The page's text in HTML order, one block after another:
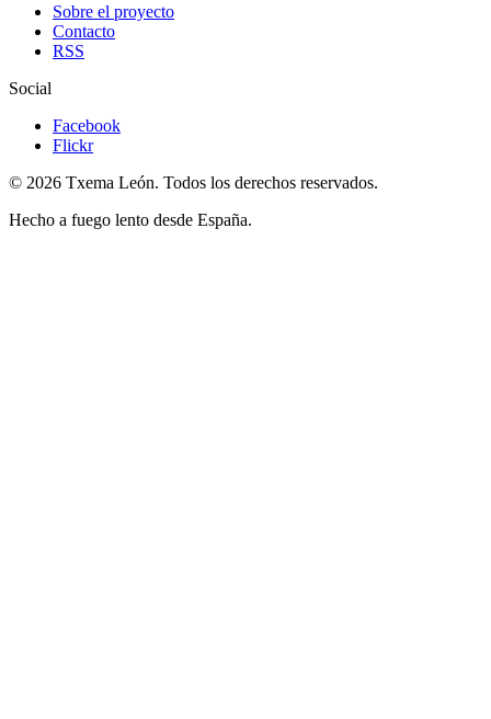
Sobre el proyecto
Contacto
RSS
Social
Facebook
Flickr
© 2026 Txema León. Todos los derechos reservados.
Hecho a fuego lento desde España.